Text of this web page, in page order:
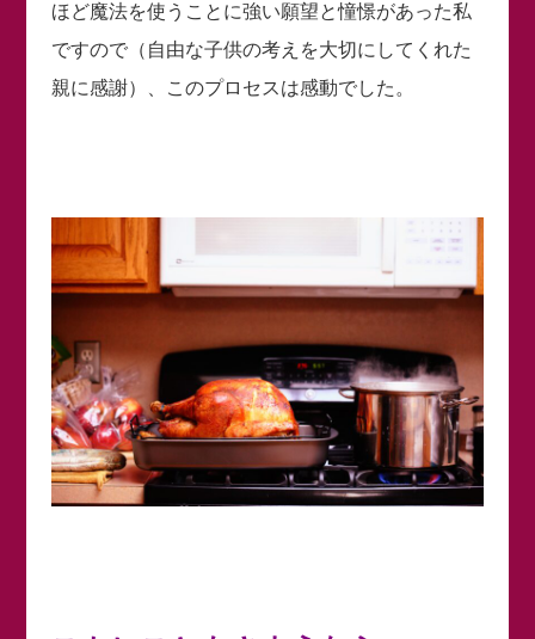
ほど魔法を使うことに強い願望と憧憬があった私
ですので（自由な子供の考えを大切にしてくれた
親に感謝）、このプロセスは感動でした。